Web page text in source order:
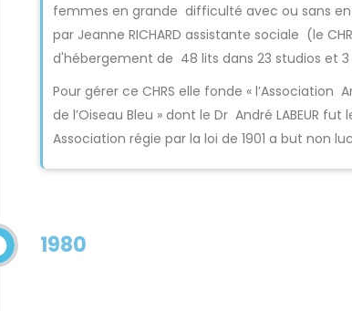
femmes en grande difficulté avec ou sans
par Jeanne RICHARD assistante sociale (le
d'hébergement de 48 lits dans 23 studios et
Pour gérer ce CHRS elle fonde « l’Association
de l’Oiseau Bleu » dont le Dr André LABEUR
Association régie par la loi de 1901 a but non
1980